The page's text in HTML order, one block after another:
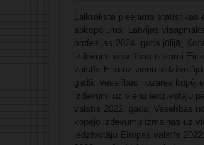
Laikrakstā pieejams statistikas
apkopojums: Latvijas
profesijas 2024. gada jūlijā;
izdevumi veselības nozarei
valstīs Eiro uz vienu iedzīvotāju
gadā; Veselības nozares kopējie
izdevumi uz vienu iedzīvotāju
valstīs 2022. gadā; Veselības
kopējo izdevumu izmaiņas uz
iedzīvotāju Eiropas valstīs